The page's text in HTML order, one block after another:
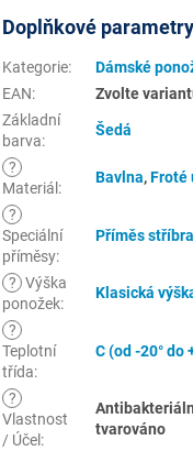
Doplňkové parametry
Kategorie:
Dámské
EAN:
Zvolte
Základní
barva:
Šedá
?
Materiál :
Bavlna,Froté
?
Speciální
příměsy:
Příměs stříbra
? Výška
ponožek:
Klasická
?
Teplotní
třída:
C (od -20° do
?
Vlastnost
/ Účel :
tvarováno